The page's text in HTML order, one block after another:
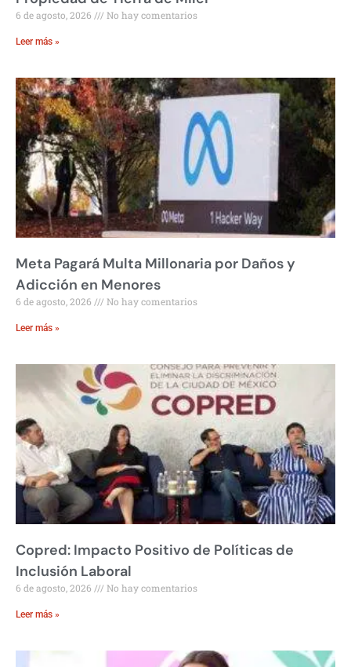
6 de agosto, 2026 No hay comentarios
Leer más »
Meta Pagará Multa Millonaria por Daños y
Adicción en Menores
6 de agosto, 2026 No hay comentarios
Leer más »
Copred: Impacto Positivo de Políticas de
Inclusión Laboral
6 de agosto, 2026 No hay comentarios
Leer más »